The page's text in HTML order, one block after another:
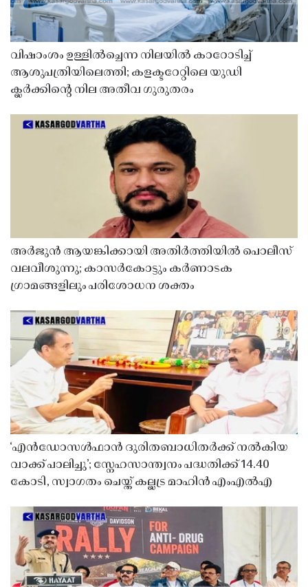
വിഷാംശം ഉള്ളിൽച്ചെന്ന നിലയിൽ കാറോടിച്ച്
ആശുപത്രിയിലെത്തി; കളക്ടറേറ്റിലെ യുഡി
ക്ലർക്കിൻ്റെ നില അതീവ ഗുരുതരം
അർജുൻ ആയങ്കിക്കായി അതിർത്തിയിൽ പൊലീസ്
വലവീശുന്നു; കാസർകോട്ടും കർണാടക
ഗ്രാമങ്ങളിലും പരിശോധന ശക്തം
‘എൻഡോസൾഫാൻ ദുരിതബാധിതർക്ക് നൽകിയ
വാക്ക് പാലിച്ചു’; സ്നേഹസാന്ത്വനം പദ്ധതിക്ക് 14.40
കോടി, സ്വാഗതം ചെയ്ത് കല്ലട്ര മാഹിൻ എംഎൽഎ